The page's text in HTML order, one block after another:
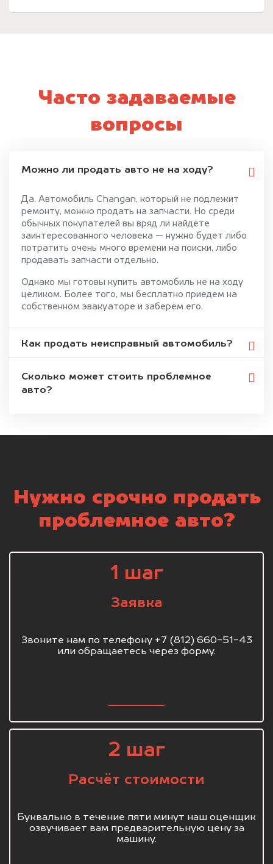
Часто задаваемые
вопросы
Можно ли продать авто не на ходу?
Да. Автомобиль Changan, который не подлежит
ремонту, можно продать на запчасти. Но среди
обычных покупателей вы вряд ли найдёте
заинтересованного человека — нужно будет либо
потратить очень много времени на поиски, либо
продавать запчасти отдельно.
Однако мы готовы купить автомобиль не на ходу
целиком. Более того, мы бесплатно приедем на
собственном эвакуаторе и заберём его.
Как продать неисправный автомобиль?
Сколько может стоить проблемное
авто?
Нужно срочно продать
проблемное авто?
1 шаг
Заявка
Звоните нам по телефону +7 (812) 660-51-43
или обращаетесь через форму.
2 шаг
Расчёт стоимости
Буквально в течение пяти минут наш оценщик
озвучивает вам предварительную цену за
машину.